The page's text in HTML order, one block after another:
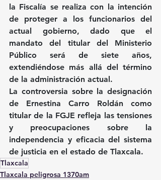
la Fiscalía se realiza con la intención
de proteger a los funcionarios del
actual gobierno, dado que el
mandato del titular del Ministerio
Público será de siete años,
extendiéndose más allá del término
de la administración actual.
La controversia sobre la designación
de Ernestina Carro Roldán como
titular de la FGJE refleja las tensiones
y preocupaciones sobre la
independencia y eficacia del sistema
de justicia en el estado de Tlaxcala.
Tlaxcala
Tlaxcala peligrosa 1370am